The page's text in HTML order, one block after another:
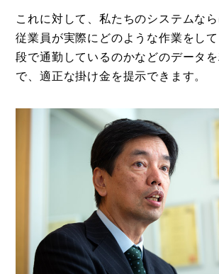
これに対して、私たちのシステムな
従業員が実際にどのような作業をし
段で通勤しているのかなどのデータ
で、適正な掛け金を提示できます。